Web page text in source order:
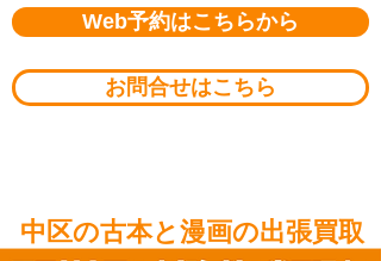
Web予約はこちらから
お問合せはこちら
​中区の古本と漫画の出張買取